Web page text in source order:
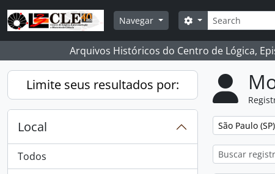
Skip to main content
Navegar
Buscar
Opções de busca
Arquivos Históricos do Centro de Lógica,
Limite seus resultados por:
Local
Todos
Remover filtro:
São Paulo (SP)